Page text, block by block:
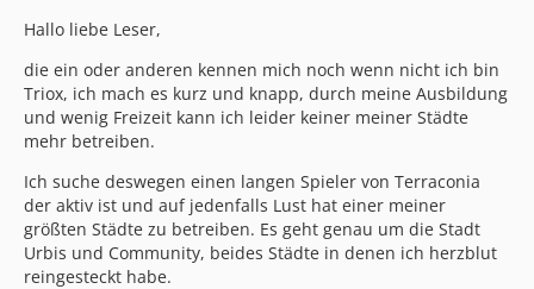
Hallo liebe Leser,
die ein oder anderen kennen mich noch wenn nicht ich bin
Triox, ich mach es kurz und knapp, durch meine Ausbildung
und wenig Freizeit kann ich leider keiner meiner Städte
mehr betreiben.
Ich suche deswegen einen langen Spieler von Terraconia
der aktiv ist und auf jedenfalls Lust hat einer meiner
größten Städte zu betreiben. Es geht genau um die Stadt
Urbis und Community, beides Städte in denen ich herzblut
reingesteckt habe.